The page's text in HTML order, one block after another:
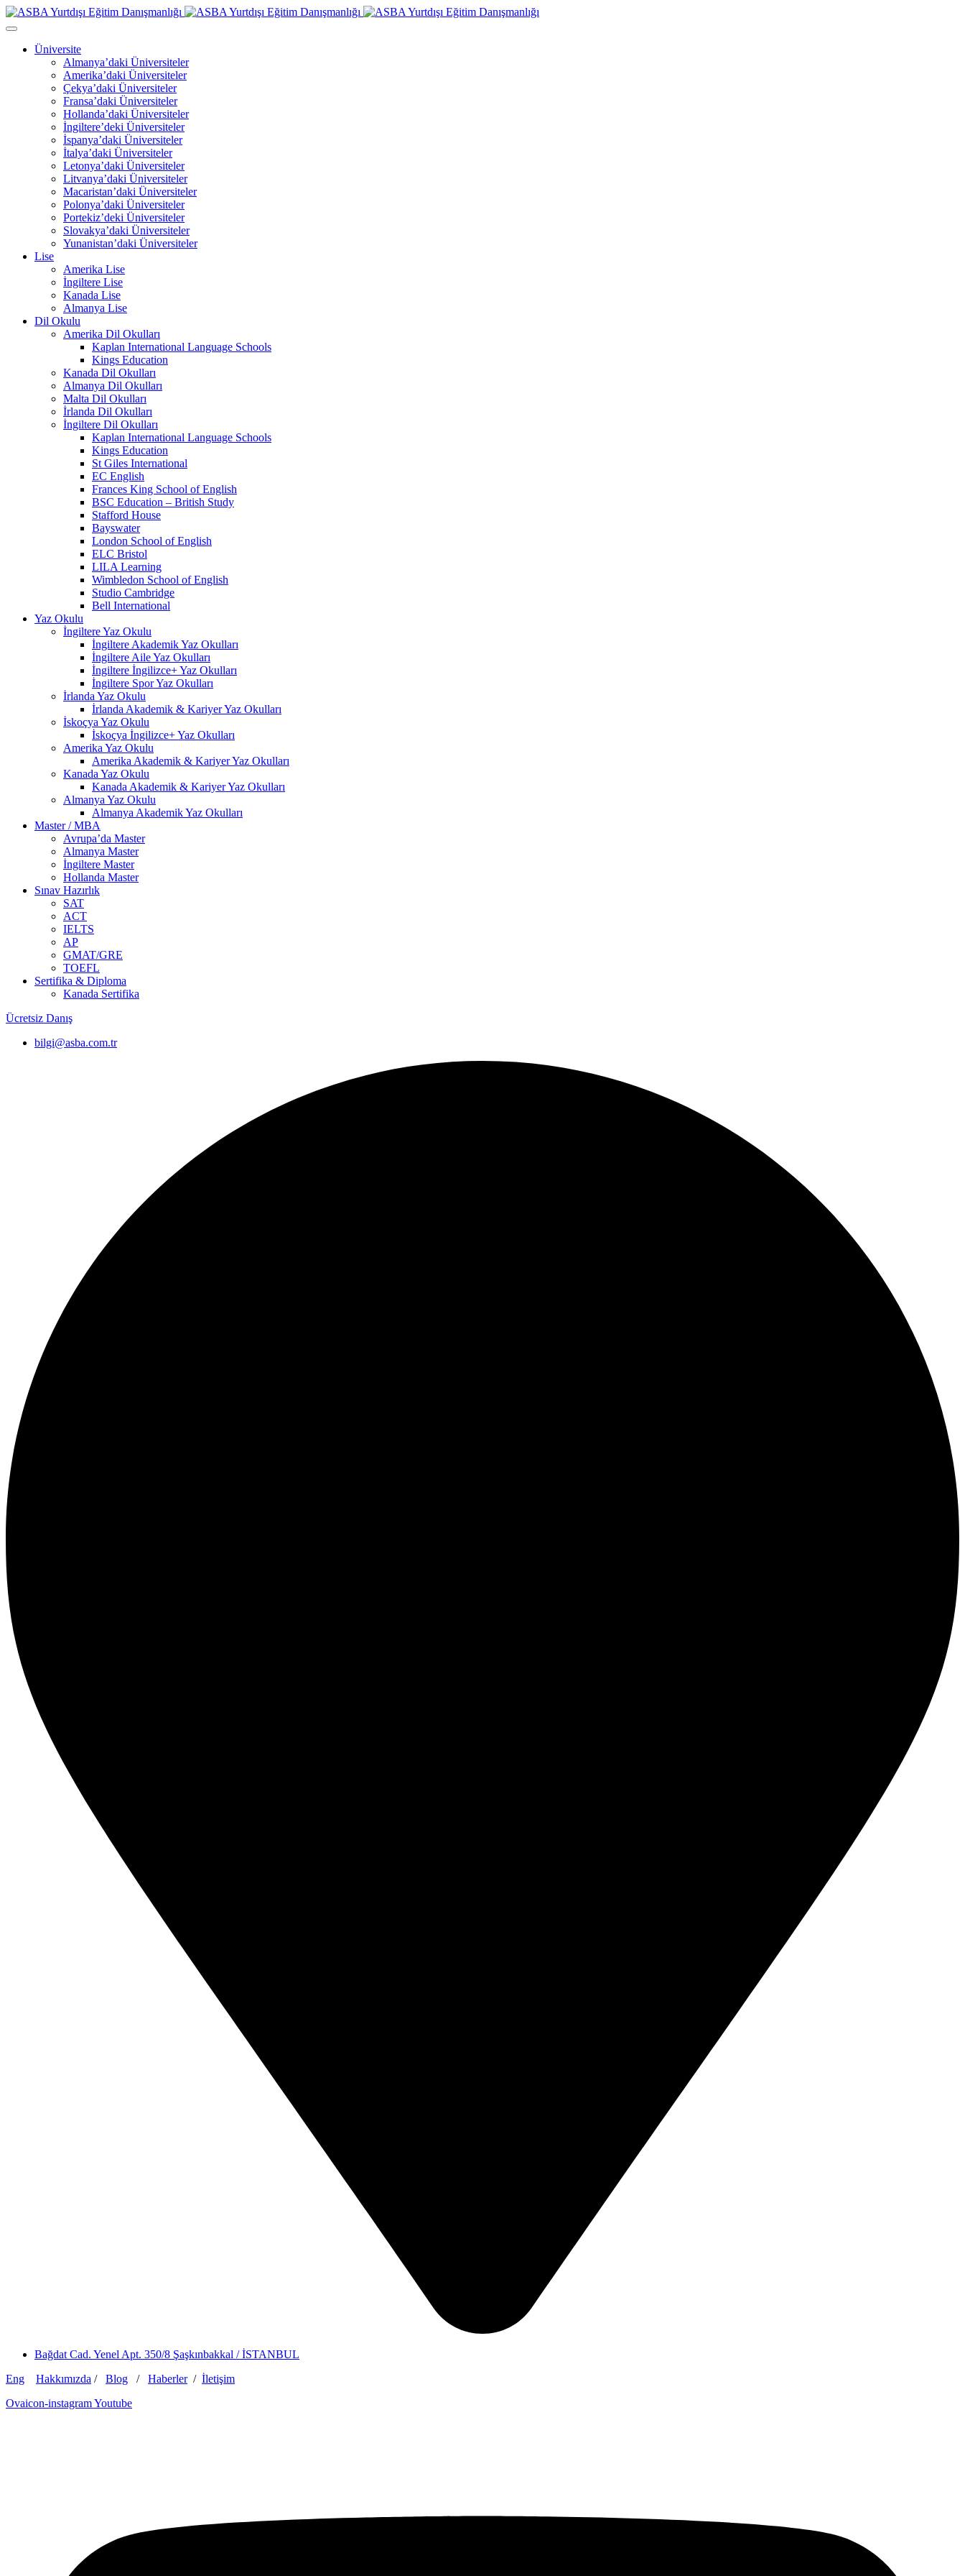
Üniversite
Almanya’daki Üniversiteler
Amerika’daki Üniversiteler
Çekya’daki Üniversiteler
Fransa’daki Üniversiteler
Hollanda’daki Üniversiteler
İngiltere’deki Üniversiteler
İspanya’daki Üniversiteler
İtalya’daki Üniversiteler
Letonya’daki Üniversiteler
Litvanya’daki Üniversiteler
Macaristan’daki Üniversiteler
Polonya’daki Üniversiteler
Portekiz’deki Üniversiteler
Slovakya’daki Üniversiteler
Yunanistan’daki Üniversiteler
Lise
Amerika Lise
İngiltere Lise
Kanada Lise
Almanya Lise
Dil Okulu
Amerika Dil Okulları
Kaplan International Language Schools
Kings Education
Kanada Dil Okulları
Almanya Dil Okulları
Malta Dil Okulları
İrlanda Dil Okulları
İngiltere Dil Okulları
Kaplan International Language Schools
Kings Education
St Giles International
EC English
Frances King School of English
BSC Education – British Study
Stafford House
Bayswater
London School of English
ELC Bristol
LILA Learning
Wimbledon School of English
Studio Cambridge
Bell International
Yaz Okulu
İngiltere Yaz Okulu
İngiltere Akademik Yaz Okulları
İngiltere Aile Yaz Okulları
İngiltere İngilizce+ Yaz Okulları
İngiltere Spor Yaz Okulları
İrlanda Yaz Okulu
İrlanda Akademik & Kariyer Yaz Okulları
İskoçya Yaz Okulu
İskoçya İngilizce+ Yaz Okulları
Amerika Yaz Okulu
Amerika Akademik & Kariyer Yaz Okulları
Kanada Yaz Okulu
Kanada Akademik & Kariyer Yaz Okulları
Almanya Yaz Okulu
Almanya Akademik Yaz Okulları
Master / MBA
Avrupa’da Master
Almanya Master
İngiltere Master
Hollanda Master
Sınav Hazırlık
SAT
ACT
IELTS
AP
GMAT/GRE
TOEFL
Sertifika & Diploma
Kanada Sertifika
Ücretsiz Danış
bilgi@asba.com.tr
Bağdat Cad. Yenel Apt. 350/8 Şaşkınbakkal / İSTANBUL
Eng
Hakkımızda / Blog / Haberler/ İletişim
Ovaicon-instagramYoutube